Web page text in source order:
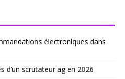
électroniques dans
d’un scrutateur ag en 2026